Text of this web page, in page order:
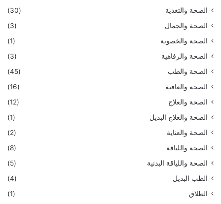
الصحة والتغذية
(30)
الصحة والجمال
(3)
الصحة والخصوبة
(1)
الصحة والرفاهية
(3)
الصحة والطب
(45)
الصحة والعافية
(16)
الصحة والعلاج
(12)
الصحة والعلاج البديل
(1)
الصحة والعناية
(2)
الصحة واللياقة
(8)
الصحة واللياقة البدنية
(5)
الطب البديل
(4)
الطلاق
(1)